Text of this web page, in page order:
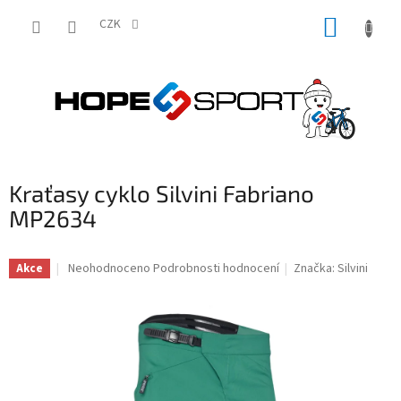
CZK
Kraťasy cyklo Silvini Fabriano
MP2634
Akce
Průměrné
Neohodnoceno Podrobnosti hodnocení Značka:Silvini